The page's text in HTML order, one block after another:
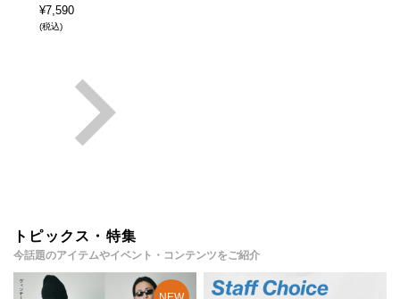
¥7,590
(税込)
トピックス・特集
今話題のアイテムやイベント・コンテンツをご紹介